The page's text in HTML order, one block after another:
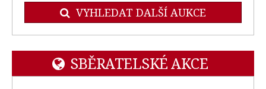
VYHLEDAT DALŠÍ AUKCE
SBĚRATELSKÉ AKCE